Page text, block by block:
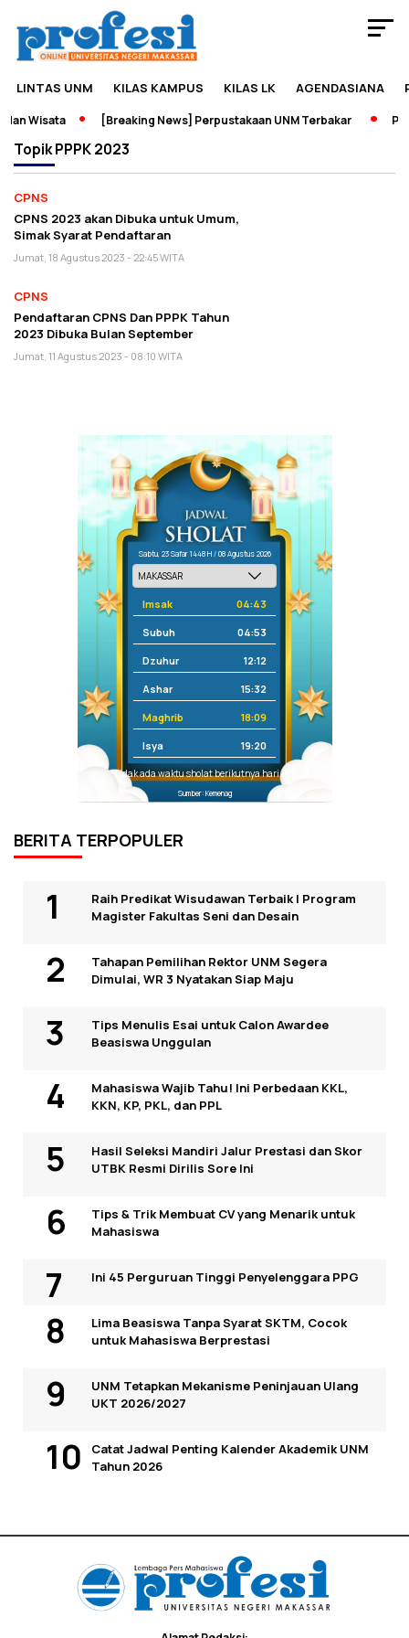
LINTAS UNM KILAS KAMPUS KILAS LK AGENDASIANA
Wisata [Breaking News] Perpustakaan UNM Terbakar
TopikPPPK 2023
CPNS
CPNS 2023 akan Dibuka untuk Umum,
Simak Syarat Pendaftaran
Jumat, 18 Agustus 2023 - 22:45 WITA
CPNS
Pendaftaran CPNS Dan PPPK Tahun
2023 Dibuka Bulan September
Jumat, 11 Agustus 2023 - 08:10 WITA
Sabtu, 23 Safar 1448 H / 08 Agustus 2026
Imsak 04:43
Subuh 04:53
Dzuhur 12:12
Ashar 15:32
Maghrib 18:09
Isya 19:20
Tidak ada waktu sholat berikutnya hari ini.
Sumber: Kemenag
BERITA TERPOPULER
Raih Predikat Wisudawan Terbaik I Program
Magister Fakultas Seni dan Desain
Tahapan Pemilihan Rektor UNM Segera
Dimulai, WR 3 Nyatakan Siap Maju
Tips Menulis Esai untuk Calon Awardee
Beasiswa Unggulan
Mahasiswa Wajib Tahu! Ini Perbedaan KKL,
KKN, KP, PKL, dan PPL
Hasil Seleksi Mandiri Jalur Prestasi dan Skor
UTBK Resmi Dirilis Sore Ini
Tips & Trik Membuat CV yang Menarik untuk
Mahasiswa
Ini 45 Perguruan Tinggi Penyelenggara PPG
Lima Beasiswa Tanpa Syarat SKTM, Cocok
untuk Mahasiswa Berprestasi
UNM Tetapkan Mekanisme Peninjauan Ulang
UKT 2026/2027
Catat Jadwal Penting Kalender Akademik UNM
Tahun 2026